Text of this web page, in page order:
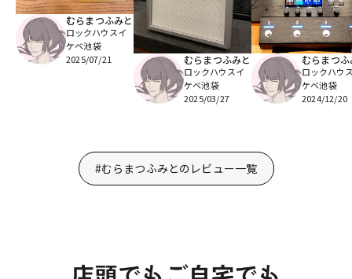
むらまつふみと
ロックハウスイ
ケベ池袋
2025/07/21
むらまつふみと
ロックハウスイ
ケベ池袋
2025/03/27
むらまつ
ロックハウ
ケベ池袋
2024/12/20
#むらまつふみとのレビュー一覧